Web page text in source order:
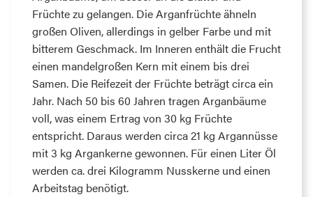
Früchte zu gelangen. Die Arganfrüchte ähneln
großen Oliven, allerdings in gelber Farbe und mit
bitterem Geschmack. Im Inneren enthält die Frucht
einen mandelgroßen Kern mit einem bis drei
Samen. Die Reifezeit der Früchte beträgt circa ein
Jahr. Nach 50 bis 60 Jahren tragen Arganbäume
voll, was einem Ertrag von 30 kg Früchte
entspricht. Daraus werden circa 21 kg Argannüsse
mit 3 kg Argankerne gewonnen. Für einen Liter Öl
werden ca. drei Kilogramm Nusskerne und einen
Arbeitstag benötigt.